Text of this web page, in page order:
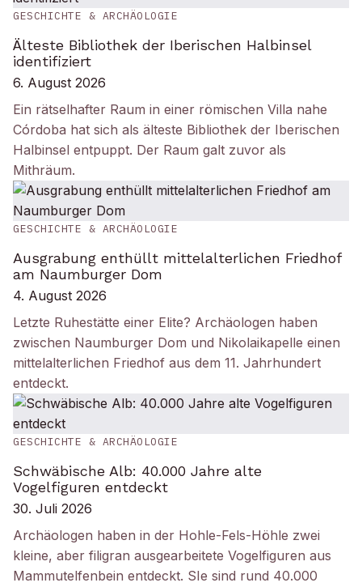
GESCHICHTE & ARCHÄOLOGIE
Älteste Bibliothek der Iberischen Halbinsel
identifiziert
6. August 2026
Ein rätselhafter Raum in einer römischen Villa nahe
Córdoba hat sich als älteste Bibliothek der Iberischen
Halbinsel entpuppt. Der Raum galt zuvor als
Mithräum.
GESCHICHTE & ARCHÄOLOGIE
Ausgrabung enthüllt mittelalterlichen Friedhof
am Naumburger Dom
4. August 2026
Letzte Ruhestätte einer Elite? Archäologen haben
zwischen Naumburger Dom und Nikolaikapelle einen
mittelalterlichen Friedhof aus dem 11. Jahrhundert
entdeckt.
GESCHICHTE & ARCHÄOLOGIE
Schwäbische Alb: 40.000 Jahre alte
Vogelfiguren entdeckt
30. Juli 2026
Archäologen haben in der Hohle-Fels-Höhle zwei
kleine, aber filigran ausgearbeitete Vogelfiguren aus
Mammutelfenbein entdeckt. SIe sind rund 40.000